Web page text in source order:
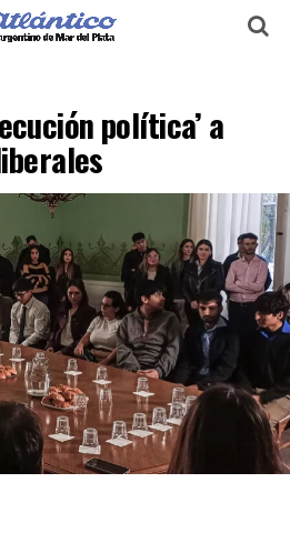
política’ a